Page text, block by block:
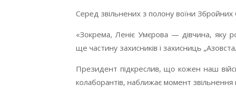
Серед звільнених з полону воїни Збройних
«Зокрема, Леніє Умєрова — дівчина, яку
ще частину захисників і захисниць
Президент підкреслив, що кожен наш
колаборантів, наближає момент